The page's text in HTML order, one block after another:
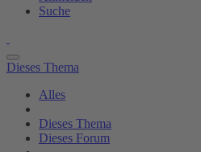
Suche
Dieses Thema
Alles
Dieses Thema
Dieses Forum